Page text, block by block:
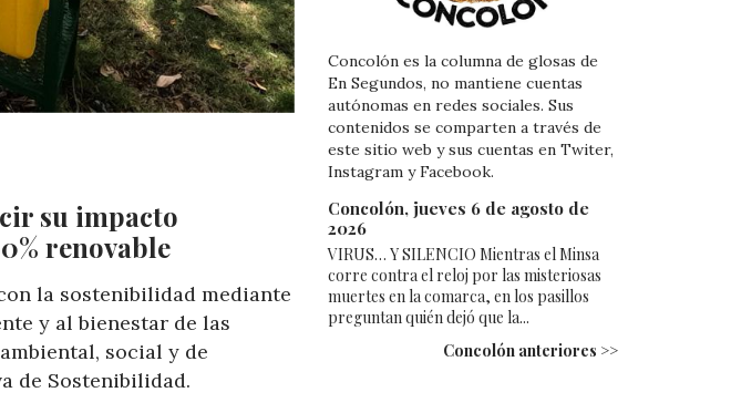
su impacto
renovable
la sostenibilidad mediante
y al bienestar de las
social y de
de Sostenibilidad.
Concolón es la columna de glosas de
En Segundos, no mantiene cuentas
autónomas en redes sociales. Sus
contenidos se comparten a través de
este sitio web y sus cuentas en Twiter,
Instagram y Facebook.
Concolón, jueves 6 de agosto de
2026
VIRUS… Y SILENCIO Mientras el Minsa
corre contra el reloj por las misteriosas
muertes en la comarca, en los pasillos
preguntan quién dejó que la...
Concolón anteriores >>